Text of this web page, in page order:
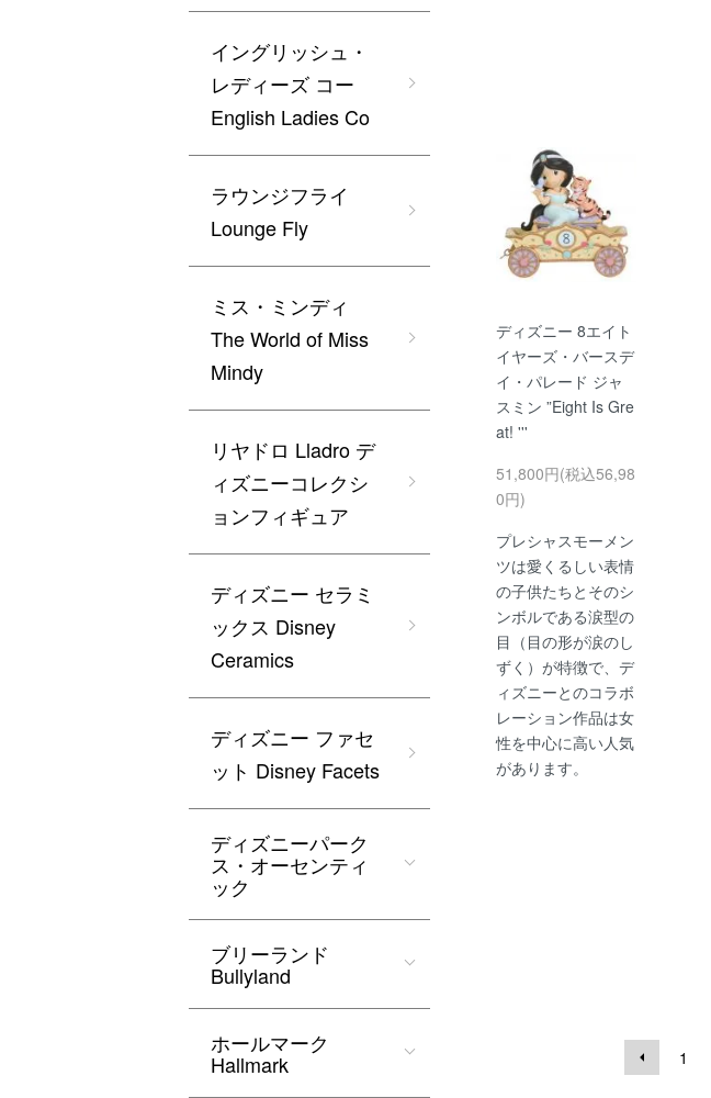
ディズニー 8エイト
イヤーズ・バースデ
イ・パレード ジャ
スミン ”Eight Is Gre
at! '''
51,800円(税込56,98
0円)
プレシャスモーメン
ツは愛くるしい表情
の子供たちとそのシ
ンボルである涙型の
目（目の形が涙のし
ずく）が特徴で、デ
ィズニーとのコラボ
レーション作品は女
性を中心に高い人気
があります。
1
イングリッシュ・
レディーズ コー
English Ladies Co
ラウンジフライ
Lounge Fly
ミス・ミンディ
The World of Miss
Mindy
リヤドロ Lladro デ
ィズニーコレクシ
ョンフィギュア
ディズニー セラミ
ックス Disney
Ceramics
ディズニー ファセ
ット Disney Facets
ディズニーパーク
ス・オーセンティ
ック
ブリーランド
Bullyland
ホールマーク
Hallmark